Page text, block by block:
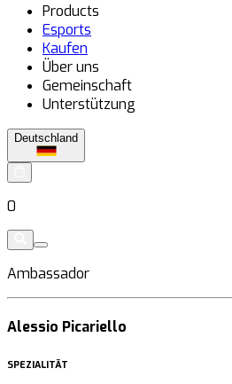
Products
Esports
Kaufen
Über uns
Gemeinschaft
Unterstützung
Deutschland
0
Ambassador
Alessio Picariello
SPEZIALITÄT